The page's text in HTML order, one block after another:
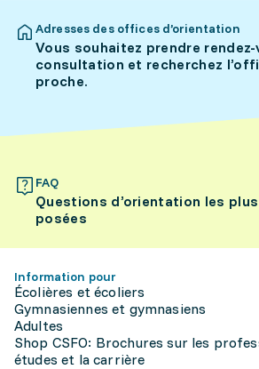
Adresses des offices d’orientation
Vous souhaitez prendre
consultation et recherchez
proche.
FAQ
Questions d’orientation les
posées
Information pour
Écolières et écoliers
Gymnasiennes et gymnasiens
Adultes
Shop CSFO: Brochures sur les
études et la carrière